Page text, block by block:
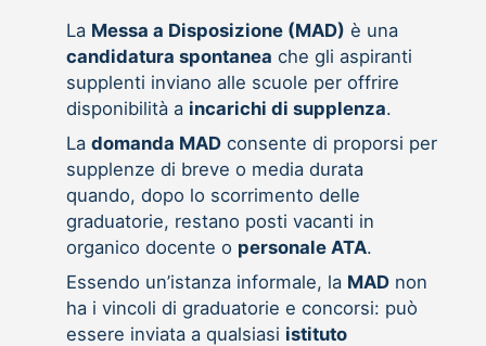
La Messa a Disposizione (MAD) è una
candidatura spontanea che gli aspiranti
supplenti inviano alle scuole per offrire
disponibilità a incarichi di supplenza.
La domanda MADconsente di proporsi per
supplenze di breve o media durata
quando, dopo lo scorrimento delle
graduatorie, restano posti vacanti in
organico docente o personale ATA.
Essendo un’istanza informale, la MADnon
ha i vincoli di graduatorie e concorsi: può
essere inviata a qualsiasi istituto